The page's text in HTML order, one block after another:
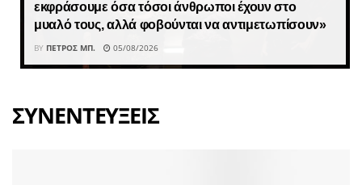
εκφράσουμε όσα τόσοι άνθρωποι έχουν στο
μυαλό τους, αλλά φοβούνται να αντιμετωπίσουν»
BY ΠΈΤΡΟΣ ΜΠ. 05/08/2026
ΣΥΝΕΝΤΕΥΞΕΙΣ